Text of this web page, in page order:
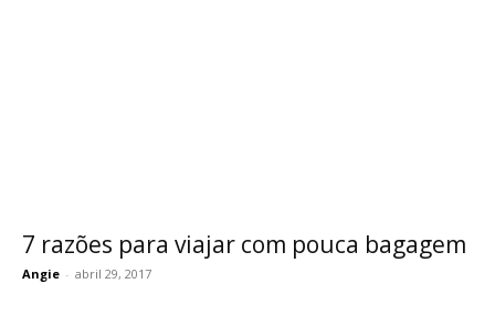
7 razões para viajar com pouca bagagem
Angie - abril 29, 2017